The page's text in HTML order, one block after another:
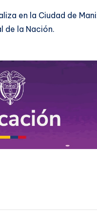
en la Ciudad de
de la Nación.